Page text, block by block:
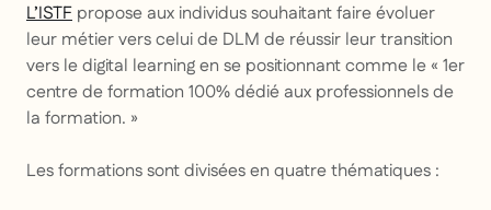
L’ISTF propose aux individus souhaitant faire évoluer
leur métier vers celui de DLM de réussir leurtransition
vers le digital learning en se positionnant comme le« 1er
centre de formation 100% dédié aux professionnels de
la formation. »
Les formations sont divisées en quatre thématiques :